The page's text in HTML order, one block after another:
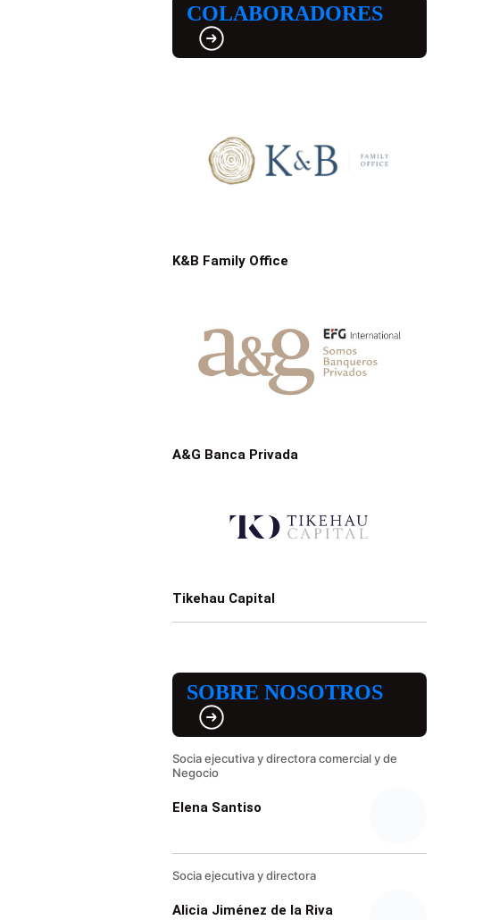
COLABORADORES
K&B Family Office
A&G Banca Privada
Tikehau Capital
SOBRE NOSOTROS
Socia ejecutiva y directora comercial y de
Negocio
Elena Santiso
Socia ejecutiva y directora
Alicia Jiménez de la Riva